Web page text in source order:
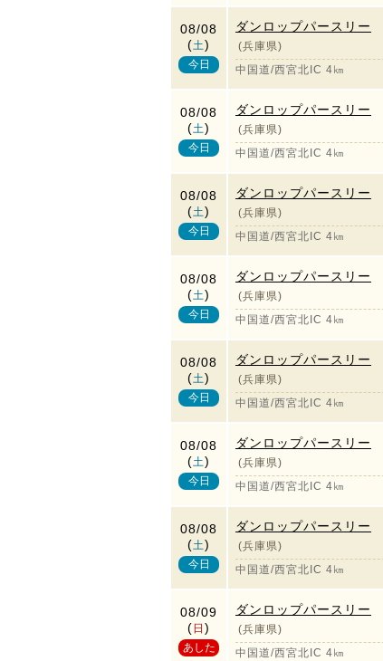
08/08
(土)
今日
ダンロップパースリー
(兵庫県)
中国道/西宮北IC 4㎞
08/08
(土)
今日
ダンロップパースリー
(兵庫県)
中国道/西宮北IC 4㎞
08/08
(土)
今日
ダンロップパースリー
(兵庫県)
中国道/西宮北IC 4㎞
08/08
(土)
今日
ダンロップパースリー
(兵庫県)
中国道/西宮北IC 4㎞
08/08
(土)
今日
ダンロップパースリー
(兵庫県)
中国道/西宮北IC 4㎞
08/08
(土)
今日
ダンロップパースリー
(兵庫県)
中国道/西宮北IC 4㎞
08/08
(土)
今日
ダンロップパースリー
(兵庫県)
中国道/西宮北IC 4㎞
08/09
( 日 )
あした
ダンロップパースリー
(兵庫県)
中国道/西宮北IC 4㎞